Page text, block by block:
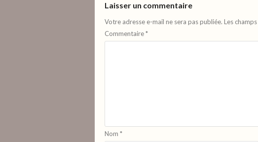
Laisser un commentaire
Votre adresse e-mail ne sera pas publiée. Les
Commentaire*
Nom *